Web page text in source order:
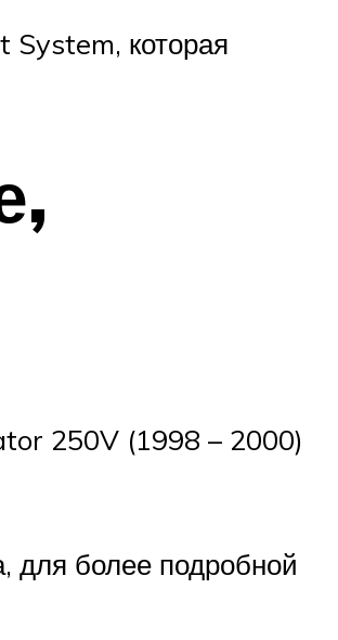
System, которая
250V (1998 – 2000)
для более подробной